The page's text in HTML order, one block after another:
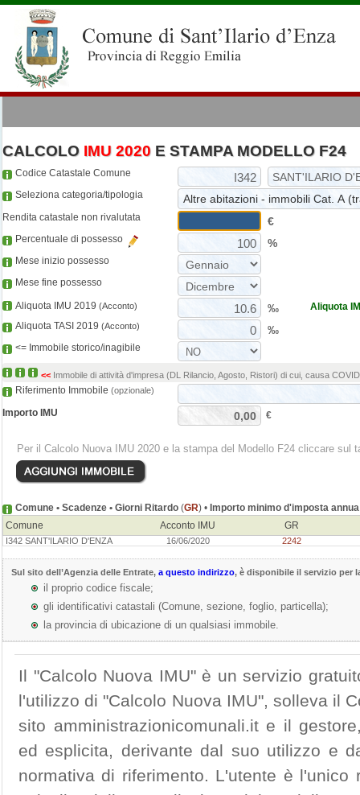
CALCOLO IMU 2020E STAMPA MODELLO F24
Codice Catastale Comune
Seleziona categoria/tipologia
Rendita catastale non rivalutata
€
Percentuale di possesso %
Mese inizio possesso
Mese fine possesso
Aliquota IMU 2019 (Acconto) ‰
Aliquota
Aliquota TASI 2019 (Acconto) ‰
<= Immobile storico/inagibile
<<Immobile di attività d'impresa (DL Rilancio, Agosto, Ristori) di cui, causa
Riferimento Immobile (opzionale)
Importo IMU €
Per il Calcolo Nuova IMU 2020 e la stampa del Modello F24 cliccare sul
Comune • Scadenze • Giorni Ritardo (GR) • Importo minimo d'imposta annua
Comune
Acconto IMU GR
I342 SANT'ILARIO D'ENZA 16/06/2020 2242
Sul sito dell’Agenzia delle Entrate, a questo indirizzo, è disponibile il servizio per
il proprio codice fiscale;
gli identificativi catastali (Comune, sezione, foglio, particella);
la provincia di ubicazione di un qualsiasi immobile.
Il "Calcolo Nuova IMU" è un servizio
l'utilizzo di "Calcolo Nuova IMU", solleva il
sito amministrazionicomunali.it e il
ed esplicita, derivante dal suo utilizzo e
normativa di riferimento. L'utente è l'unico